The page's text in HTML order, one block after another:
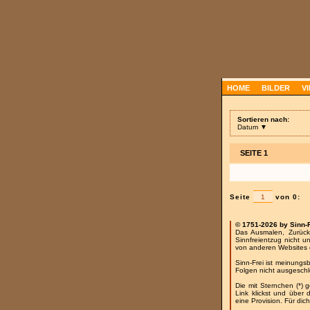
HOME BILDER
Sortieren nach:
Datum ▼
SEITE 1
Seite von 0:
© 1751-2026 by Sinn-
Das Ausmalen,
Sinnfreientzug nicht
von anderen Websites
Sinn-Frei ist
Folgen nicht
Die mit Sternchen (*)
Link klickst und über
eine Provision. Für